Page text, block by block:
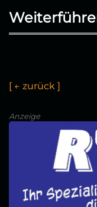
[ ← zurück ]
Anzeige